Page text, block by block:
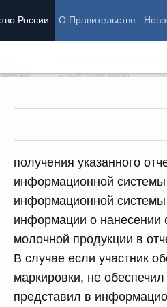
России О Правительстве
получения указанного
информационной
информационной
информации о нанесении
молочной продукции в
В случае если участник
маркировки, не
представил в
Вице-премьеры
Демография
Здоровье
Образование
Культура
Общество
Государство
Государственные программы